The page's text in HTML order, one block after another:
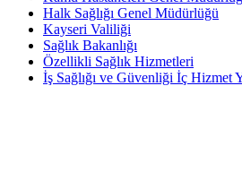
Halk Sağlığı Genel Müdürlüğü
Kayseri Valiliği
Sağlık Bakanlığı
Özellikli Sağlık Hizmetleri
İş Sağlığı ve Güvenliği İç Hizmet